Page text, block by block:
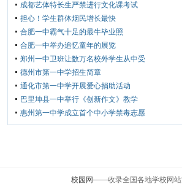
成都艺体特长生严禁进行文化课考试
担心！学生群体烟民增长最快
合肥一中霸气十足的最牛毕业照
合肥一中举办追忆童年的展览
郑州一中卫班让数万名校外学生从中受
德州市第一中学招生简章
通化市第一中学开展爱心捐助活动
巴里坤县一中举行《创新作文》教学
惠州第一中学成立首个中小学禁毒志愿
校园网——收录全国各地学校网站